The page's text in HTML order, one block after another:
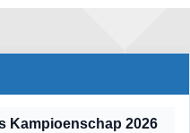
Kampioenschap 2026